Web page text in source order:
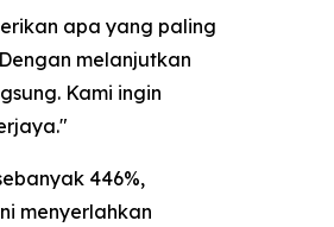
apa yang paling
melanjutkan
Kami ingin
446%,
menyerlahkan